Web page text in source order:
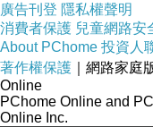
廣告刊登 隱私權聲明
消費者保護 兒童網路安
About PChome 投資人
著作權保護 ｜網路家庭
Online
PChome Online and
Online Inc.